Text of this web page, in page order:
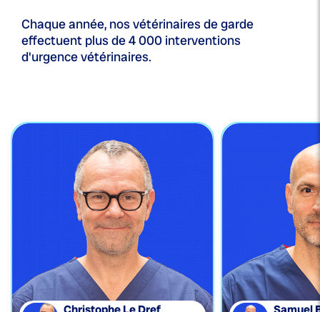
Chaque année, nos vétérinaires de garde
effectuent plus de 4 000 interventions
d'urgence vétérinaires.